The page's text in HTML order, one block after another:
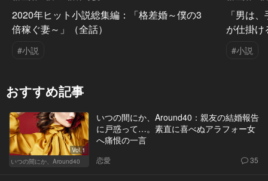
2020年ヒット小説総集編：「格差婚～僕の3
倍稼ぐ妻～」（全話）
#小説
「男は
が仕掛け
#小説
おすすめ記事
Vol.1
いつの間にか、Around40
いつの間にか、Around40：親友の結婚報告
に戸惑って…。素直に喜べぬアラフォー女
へ痛恨の一言
恋愛 35